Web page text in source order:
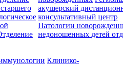
акушерский
консультативный центр
Патологии
недоношенных детей
Клинико-